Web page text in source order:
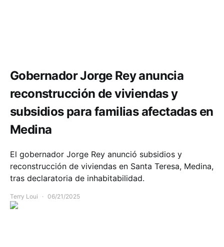
Gobernador Jorge Rey anuncia
reconstrucción de viviendas y
subsidios para familias afectadas en
Medina
El gobernador Jorge Rey anunció subsidios y
reconstrucción de viviendas en Santa Teresa, Medina,
tras declaratoria de inhabitabilidad.
Terry Loui 06/21/2025